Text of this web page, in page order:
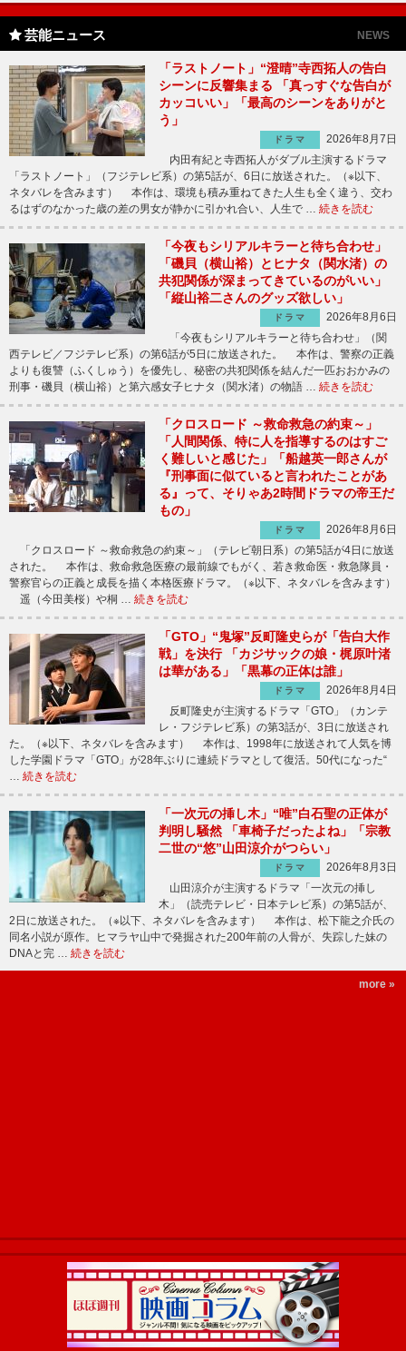
芸能ニュース NEWS
「ラストノート」“澄晴”寺西拓人の告白
シーンに反響集まる 「真っすぐな告白が
カッコいい」「最高のシーンをありがと
う」
ドラマ
2026年8月7日
内田有紀と寺西拓人がダブル主演するドラマ
「ラストノート」（フジテレビ系）の第5話が、6日に放送された。（※以下、
ネタバレを含みます） 本作は、環境も積み重ねてきた人生も全く違う、交わ
るはずのなかった歳の差の男女が静かに引かれ合い、人生で … 続きを読む
「今夜もシリアルキラーと待ち合わせ」
「磯貝（横山裕）とヒナタ（関水渚）の
共犯関係が深まってきているのがいい」
「縦山裕二さんのグッズ欲しい」
ドラマ
2026年8月6日
「今夜もシリアルキラーと待ち合わせ」（関
西テレビ／フジテレビ系）の第6話が5日に放送された。 本作は、警察の正義
よりも復讐（ふくしゅう）を優先し、秘密の共犯関係を結んだ一匹おおかみの
刑事・磯貝（横山裕）と第六感女子ヒナタ（関水渚）の物語 … 続きを読む
「クロスロード ～救命救急の約束～」
「人間関係、特に人を指導するのはすご
く難しいと感じた」「船越英一郎さんが
『刑事面に似ていると言われたことがあ
る』って、そりゃあ2時間ドラマの帝王だ
もの」
ドラマ
2026年8月6日
「クロスロード ～救命救急の約束～」（テレビ朝日系）の第5話が4日に放送
された。 本作は、救命救急医療の最前線でもがく、若き救命医・救急隊員・
警察官らの正義と成長を描く本格医療ドラマ。（※以下、ネタバレを含みます）
遥（今田美桜）や桐 … 続きを読む
「GTO」“鬼塚”反町隆史らが「告白大作
戦」を決行 「カジサックの娘・梶原叶渚
は華がある」「黒幕の正体は誰」
ドラマ
2026年8月4日
反町隆史が主演するドラマ「GTO」（カンテ
レ・フジテレビ系）の第3話が、3日に放送され
た。（※以下、ネタバレを含みます） 本作は、1998年に放送されて人気を博
した学園ドラマ「GTO」が28年ぶりに連続ドラマとして復活。50代になった“
続きを読む
「一次元の挿し木」“唯”白石聖の正体が
判明し騒然 「車椅子だったよね」「宗教
二世の“悠”山田涼介がつらい」
ドラマ
2026年8月3日
山田涼介が主演するドラマ「一次元の挿し
木」（読売テレビ・日本テレビ系）の第5話が、
2日に放送された。（※以下、ネタバレを含みます） 本作は、松下龍之介氏の
同名小説が原作。ヒマラヤ山中で発掘された200年前の人骨が、失踪した妹の
DNAと完 … 続きを読む
more »